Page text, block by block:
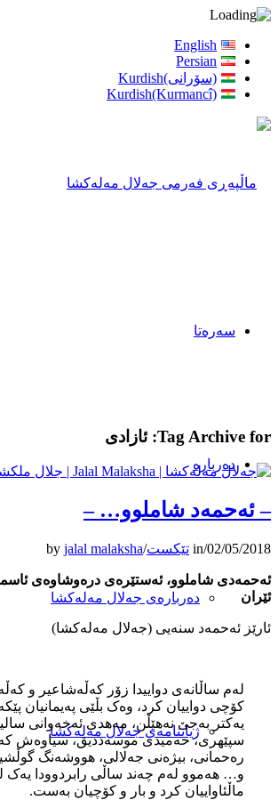
English
Persian
(سۆرانی)Kurdish
Kurdish(Kurmancî)
سەرەتا
دەربارە
دەربارەی جەلال مەلەکشا
ژیاننامەی جەلال مەلەکشا
Tag Archive for: ئازادی
– ئه‌حمه‌د شاملوو… –
02/05/2018
/
in تێکست/
by jalal malaksha
ئه‌حمه‌دی شاملوو، ئه‌ستێره‌ی دره‌وشاوه‌ی
ئێران
ئارێز ئەحمەد سنەیی (جەلال مەلەکشا)
له‌م ساڵانه‌ی دواييدا زۆر که‌ڵه‌شاعير و
کۆچی دواييان کرد، وه‌ک بڵێی په‌يمانيان
يه‌کتر به‌جێ نه‌هێڵن، مه‌هدی ئه‌خه‌وانی
سپێهری، حه‌ميدی موسه‌دديق، سياوه‌ش
ره‌حمانی، بيژه‌نی جه‌لالی، هووشه‌نگ
و… هه‌موو له‌م چه‌ند ساڵی رابردوودا يه‌ک
ماڵئاواييان کرد و بار و کۆچيان به‌ست.